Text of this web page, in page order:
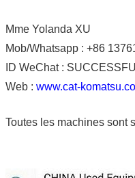
Mme Yolanda XU
Mob/Whatsapp : +86
ID WeChat :
Web : www.cat-
Toutes les machines sont